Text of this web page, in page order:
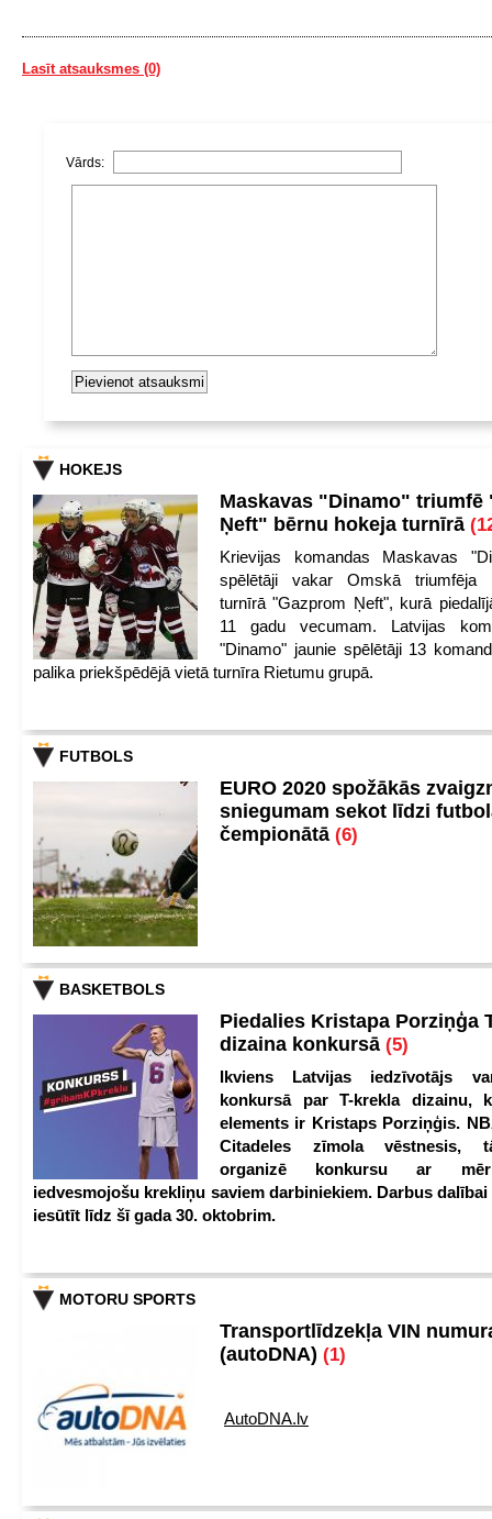
Lasīt atsauksmes (0)
Vārds:
HOKEJS
Maskavas "Dinamo" triumfē
Ņeft" bērnu hokeja turnīrā
Krievijas komandas Maskavas
spēlētāji vakar Omskā triumfēja
turnīrā "Gazprom Ņeft", kurā
11 gadu vecumam. Latvijas
"Dinamo" jaunie spēlētāji 13
palika priekšpēdējā vietā turnīra Rietumu grupā.
FUTBOLS
EURO 2020 spožākās
sniegumam sekot līdzi
čempionātā (6)
BASKETBOLS
Piedalies Kristapa Porziņģa
dizaina konkursā (5)
Ikviens Latvijas iedzīvotājs
konkursā par T-krekla dizainu,
elements ir Kristaps Porziņģis.
Citadeles zīmola vēstnesis,
organizē konkursu ar
iedvesmojošu krekliņu saviem darbiniekiem. Darbus
iesūtīt līdz šī gada 30. oktobrim.
MOTORU SPORTS
Transportlīdzekļa VIN
(autoDNA) (1)
AutoDNA.lv